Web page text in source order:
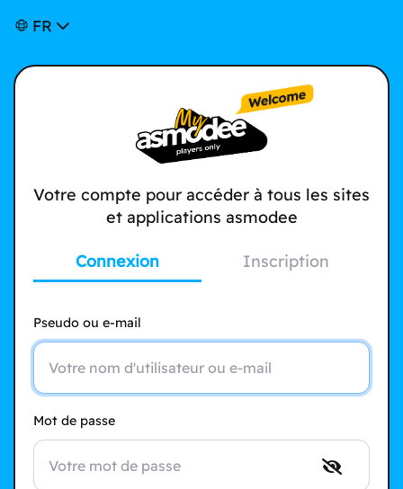
FR
Votre compte pour accéder à tous les sites
et applications asmodee
Connexion Inscription
Pseudo ou e-mail
Mot de passe